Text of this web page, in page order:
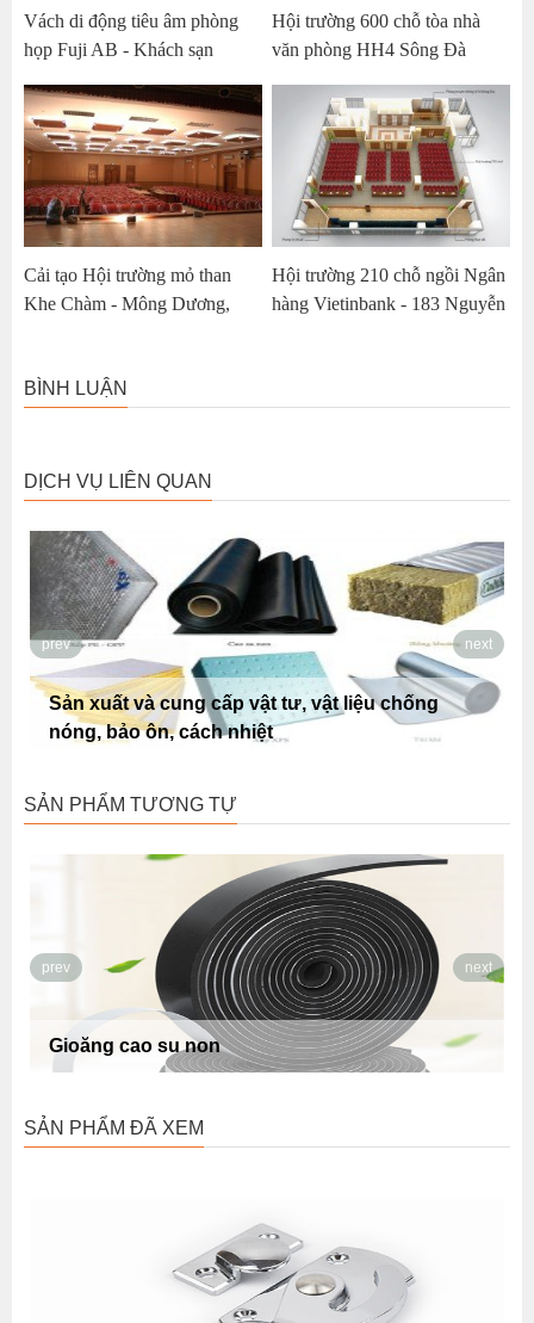
Vách di động tiêu âm phòng
họp Fuji AB - Khách sạn
Hội trường 600 chỗ tòa nhà
văn phòng HH4 Sông Đà
Cải tạo Hội trường mỏ than
Khe Chàm - Mông Dương,
Hội trường 210 chỗ ngồi Ngân
hàng Vietinbank - 183 Nguyễn
BÌNH LUẬN
DỊCH VỤ LIÊN QUAN
và cung cấp vật tư, vật liệu chống
ôn, cách nhiệt
Sản xuất
prev next
SẢN PHẨM TƯƠNG TỰ
cao su non Khóa
prev next
SẢN PHẨM ĐÃ XEM